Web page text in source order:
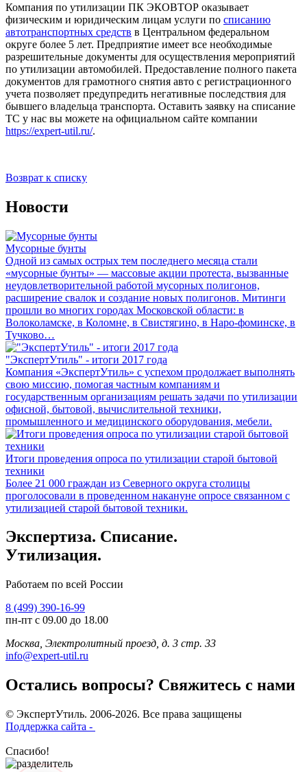
Компания по утилизации ПК ЭКОВТОР оказывает
физическим и юридическим лицам услуги по списанию
автотранспортных средств в Центральном федеральном
округе более 5 лет. Предприятие имеет все необходимые
разрешительные документы для осуществления мероприятий
по утилизации автомобилей. Предоставление полного пакета
документов для грамотного снятия авто с регистрационного
учета позволяет предупредить негативные последствия для
бывшего владельца транспорта. Оставить заявку на списание
ТС у нас вы можете на официальном сайте компании
https://expert-util.ru/.
Возврат к списку
Новости
Мусорные бунты
Одной из самых острых тем последнего месяца стали
«мусорные бунты» — массовые акции протеста, вызванные
неудовлетворительной работой мусорных полигонов,
расширение свалок и создание новых полигонов. Митинги
прошли во многих городах Московской области: в
Волоколамске, в Коломне, в Свистягино, в Наро-фоминске, в
Тучково…
"ЭкспертУтиль" - итоги 2017 года
Компания «ЭкспертУтиль» с успехом продолжает выполнять
свою миссию, помогая частным компаниям и
государственным организациям решать задачи по утилизации
офисной, бытовой, вычислительной техники,
промышленного и медицинского оборудования, мебели.
Итоги проведения опроса по утилизации старой бытовой
техники
Более 21 000 граждан из Северного округа столицы
проголосовали в проведенном накануне опросе связанном с
утилизацией старой бытовой техники.
Экспертиза. Списание.
Утилизация.
Работаем по всей России
8 (499) 390-16-99
пн-пт с 09.00 до 18.00
Москва, Электролитный проезд, д. 3 стр. 33
info@expert-util.ru
Остались вопросы? Свяжитесь с нами
© ЭкспертУтиль. 2006-2026. Все права защищены
Поддержка сайта -
Спасибо!